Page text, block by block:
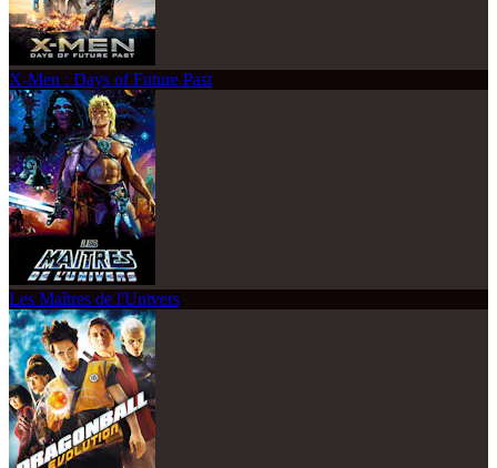
X-Men : Days of Future Past
Les Maîtres de l'Univers